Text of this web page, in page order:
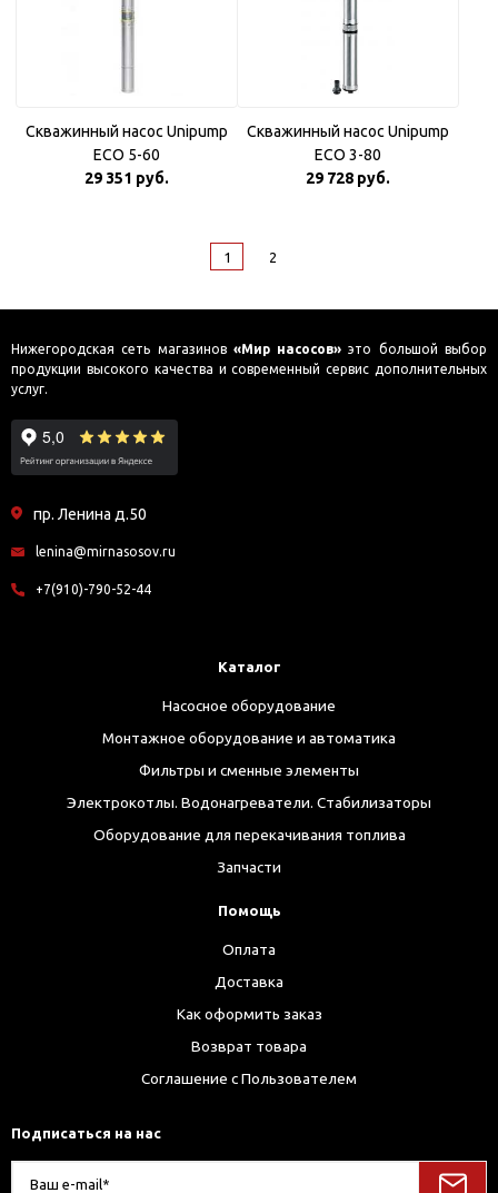
Скважинный насос Unipump
ECO 5-60
29 351 руб.
Скважинный насос Unipump
ECO 3-80
29 728 руб.
1 2
Нижегородская сеть магазинов «Мир насосов» это большой выбор
продукции высокого качества и современный сервис дополнительных
услуг.
пр. Ленина д.50
lenina@mirnasosov.ru
+7(910)-790-52-44
Каталог
Насосное оборудование
Монтажное оборудование и автоматика
Фильтры и сменные элементы
Электрокотлы. Водонагреватели. Стабилизаторы
Оборудование для перекачивания топлива
Запчасти
Помощь
Оплата
Доставка
Как оформить заказ
Возврат товара
Соглашение с Пользователем
Подписаться на нас